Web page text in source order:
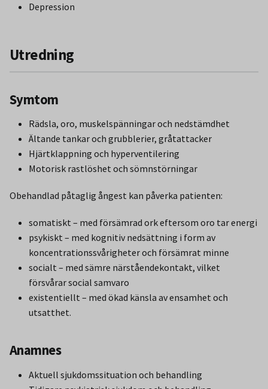
Depression
Utredning
Symtom
Rädsla, oro, muskelspänningar och nedstämdhet
Ältande tankar och grubblerier, gråtattacker
Hjärtklappning och hyperventilering
Motorisk rastlöshet och sömnstörningar
Obehandlad påtaglig ångest kan påverka patienten:
somatiskt – med försämrad ork eftersom oro tar energi
psykiskt – med kognitiv nedsättning i form av
koncentrationssvårigheter och försämrat minne
socialt – med sämre närståendekontakt, vilket
försvårar social samvaro
existentiellt – med ökad känsla av ensamhet och
utsatthet.
Anamnes
Aktuell sjukdomssituation och behandling